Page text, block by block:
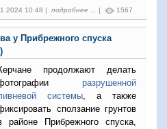
10:48 | подробнее ... | 1567
у Прибрежного спуска
продолжают делать
разрушенной
системы, а также
сползание грунтов
районе Прибрежного спуска,